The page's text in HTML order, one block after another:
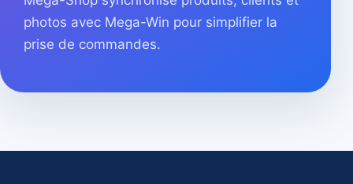
photos avec Mega-Win pour simplifier la
prise de commandes.